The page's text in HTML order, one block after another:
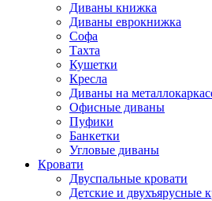
Диваны книжка
Диваны еврокнижка
Софа
Тахта
Кушетки
Кресла
Диваны на
Офисные диваны
Пуфики
Банкетки
Угловые диваны
Кровати
Двуспальные кровати
Детские и двухъярусные